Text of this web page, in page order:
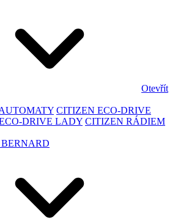
Otevřít
CITIZEN ECO-DRIVE
DRIVE LADY CITIZEN RÁDIEM